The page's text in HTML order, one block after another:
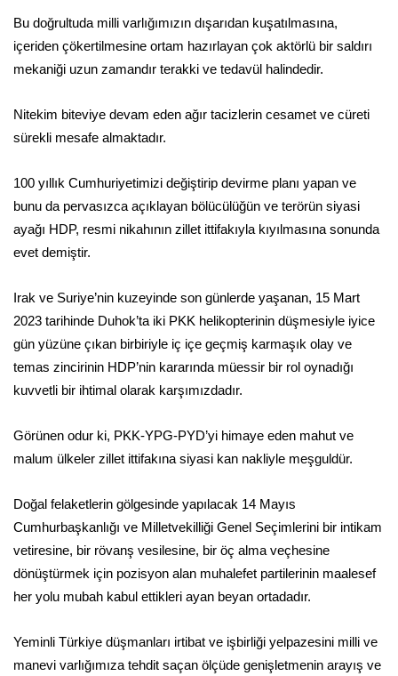
Bu doğrultuda milli varlığımızın dışarıdan kuşatılmasına,
içeriden çökertilmesine ortam hazırlayan çok aktörlü bir saldırı
mekaniği uzun zamandır terakki ve tedavül halindedir.
Nitekim biteviye devam eden ağır tacizlerin cesamet ve cüreti
sürekli mesafe almaktadır.
100 yıllık Cumhuriyetimizi değiştirip devirme planı yapan ve
bunu da pervasızca açıklayan bölücülüğün ve terörün siyasi
ayağı HDP, resmi nikahının zillet ittifakıyla kıyılmasına sonunda
evet demiştir.
Irak ve Suriye’nin kuzeyinde son günlerde yaşanan, 15 Mart
2023 tarihinde Duhok’ta iki PKK helikopterinin düşmesiyle iyice
gün yüzüne çıkan birbiriyle iç içe geçmiş karmaşık olay ve
temas zincirinin HDP’nin kararında müessir bir rol oynadığı
kuvvetli bir ihtimal olarak karşımızdadır.
Görünen odur ki, PKK-YPG-PYD’yi himaye eden mahut ve
malum ülkeler zillet ittifakına siyasi kan nakliyle meşguldür.
Doğal felaketlerin gölgesinde yapılacak 14 Mayıs
Cumhurbaşkanlığı ve Milletvekilliği Genel Seçimlerini bir intikam
vetiresine, bir rövanş vesilesine, bir öç alma veçhesine
dönüştürmek için pozisyon alan muhalefet partilerinin maalesef
her yolu mubah kabul ettikleri ayan beyan ortadadır.
Yeminli Türkiye düşmanları irtibat ve işbirliği yelpazesini milli ve
manevi varlığımıza tehdit saçan ölçüde genişletmenin arayış ve